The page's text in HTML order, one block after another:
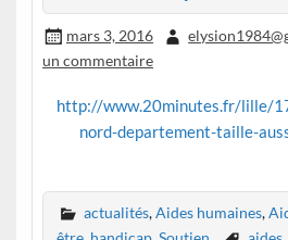
mars 3, 2016
un commentaire
http://www.20minutes.fr/lille/
nord-departement-taille-
actualités,Aides humaines,